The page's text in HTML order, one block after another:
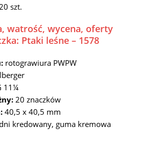
szt.
watrość, wycena, oferty
Ptaki leśne – 1578
rotograwiura PWPW
11¼
20 znaczków
40,5 x 40,5 mm
kredowany, guma kremowa